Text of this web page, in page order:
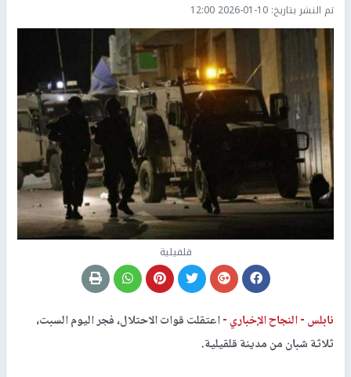
تم النشر بتاريخ: 2026-01-10 12:00
قلقيلية
نابلس -النجاح الإخباري -اعتقلت قوات الاحتلال، فجر اليوم السبت،
ثلاثة شبان من مدينة قلقيلية.